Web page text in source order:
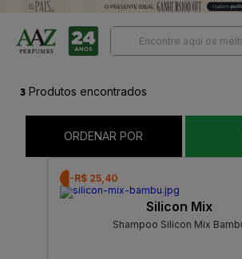
3 Produtos encontrados
ORDENAR POR
-R$ 25,40
Silicon Mix
Shampoo Silicon Mix